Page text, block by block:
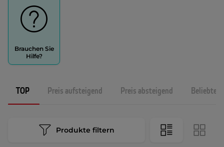
Brauchen Sie
Hilfe?
TOP Preis aufsteigend Preis absteigend
Produkte filtern